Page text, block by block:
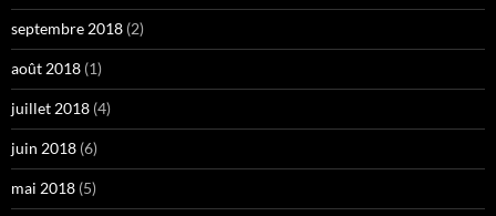
septembre 2018 (2)
août 2018 (1)
juillet 2018 (4)
juin 2018 (6)
mai 2018 (5)